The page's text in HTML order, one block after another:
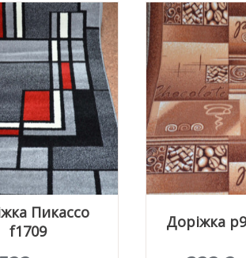
Доріжка p971/43